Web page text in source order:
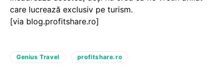
care lucrează exclusiv pe turism.
[via blog.profitshare.ro]
Genius Travel profitshare.ro